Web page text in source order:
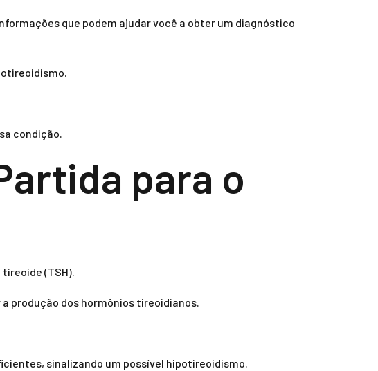
que podem ajudar você a obter um diagnóstico
condição.
para o
(TSH).
produção dos hormônios tireoidianos.
sinalizando um possível hipotireoidismo.